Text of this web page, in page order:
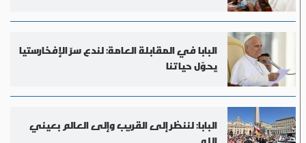
البابا في المقابلة العامة: لندع سرّ الإفخارستيا
يحوّل حياتنا
البابا: لننظر إلى القريب وإلى العالم بعيني